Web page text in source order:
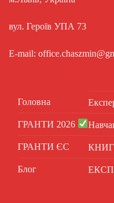
вул. Героїв УПА 73
E-mail:
Головна
ГРАНТИ 2026
ГРАНТИ ЄС
Блог